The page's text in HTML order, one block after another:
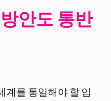
안도 통반
계를 통일해야 할 입